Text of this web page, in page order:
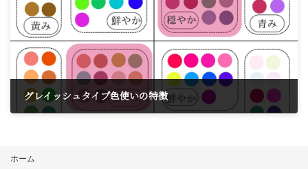
グレイッシュタイプ色使いの特徴
ホーム